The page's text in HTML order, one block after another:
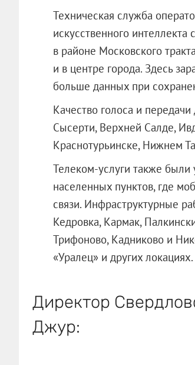
Техническая служба
искусственного интеллекта
в районе Московского
и в центре города. Здесь
больше данных при
Качество голоса и
Сысерти, Верхней Салде,
Краснотурьинске, Нижнем
Телеком-услуги также
населенных пунктов, где
связи. Инфраструктурные
Кедровка, Кармак,
Трифоново, Кадниково и
«Уралец» и других локациях.
Директор
Джур: